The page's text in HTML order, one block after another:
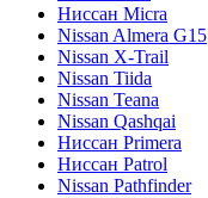
Ниссан Micra
Nissan Almera G15
Nissan X-Trail
Nissan Tiida
Nissan Teana
Nissan Qashqai
Ниссан Primera
Ниссан Patrol
Nissan Pathfinder